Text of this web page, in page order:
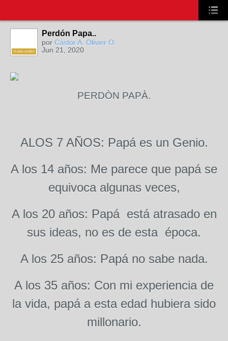
PLUMA ÁUREA
Perdón Papa..
por Càstor A. Olivier O.
Jun 21, 2020
PERDÒN PAPÀ.
ALOS 7 AÑOS: Papá es un Genio.
A los 14 años: Me parece que papá se
equivoca algunas veces,
A los 20 años: Papá está atrasado en
sus ideas, no es de esta época.
A los 25 años: Papá no sabe nada.
A los 35 años: Con mi experiencia de
la vida, papá a esta edad hubiera sido
millonario.